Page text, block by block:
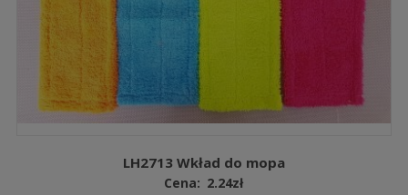
LH2713 Wkład do mopa
Cena: 2.24zł